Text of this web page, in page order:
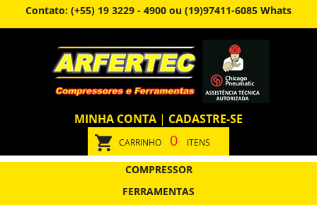
Contato: (+55) 19 3229 - 4900 ou (19)97411-6085 Whats
MINHA CONTA | CADASTRE-SE
CARRINHO 0 ITENS
COMPRESSOR
FERRAMENTAS